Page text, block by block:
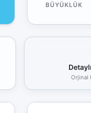
BÜYÜKLÜK
Orjinal